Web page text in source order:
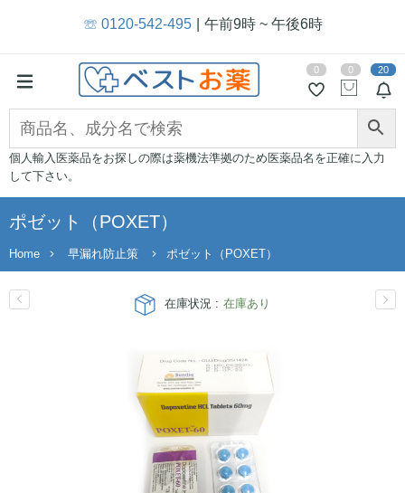
☏ 0120-542-495 午前9時 ~ 午後6時
20
0 0
個人輸入医薬品をお探しの際は薬機法準拠のため医薬品名を正確に入力
して下さい。
ポゼット（POXET）
Home 早漏れ防止策 ポゼット（POXET）
在庫状況 : 在庫あり